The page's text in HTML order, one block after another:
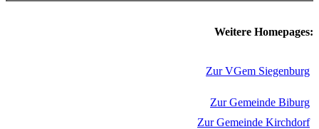
Weitere Homepages:
Zur VGem Siegenburg
Zur Gemeinde Biburg
Zur Gemeinde Kirchdorf